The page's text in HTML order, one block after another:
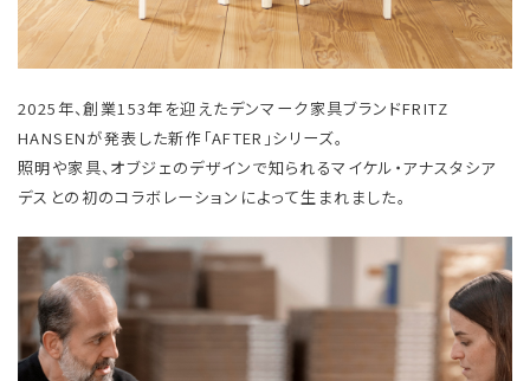
2025年、創業153年を迎えたデンマーク家具ブランドFRITZ
HANSENが発表した新作「AFTER」シリーズ。
照明や家具、オブジェのデザインで知られるマイケル・アナスタシア
デスとの初のコラボレーションによって生まれました。